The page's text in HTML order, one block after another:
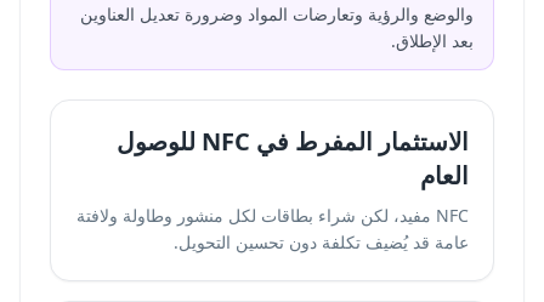
والوضع والرؤية وتعارضات المواد وضرورة تعديل العناوين
بعد الإطلاق.
الاستثمار المفرط في NFC للوصول
العام
NFC مفيد، لكن شراء بطاقات لكل منشور وطاولة ولافتة
عامة قد يُضيف تكلفة دون تحسين التحويل.